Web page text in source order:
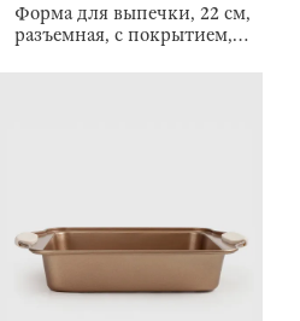
Форма для выпечки, 22 см,
разъемная, с покрытием,